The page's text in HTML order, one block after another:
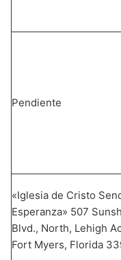
Pendiente
«Iglesia de Cristo
Esperanza» 507
Blvd., North, Lehigh
Fort Myers, Florida